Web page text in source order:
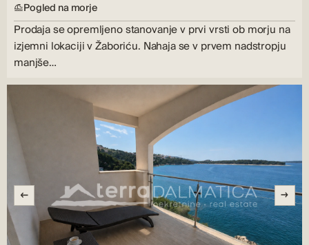
Pogled na morje
Prodaja se opremljeno stanovanje v prvi vrsti ob morju na
izjemni lokaciji v Žaboriću. Nahaja se v prvem nadstropju
manjše…